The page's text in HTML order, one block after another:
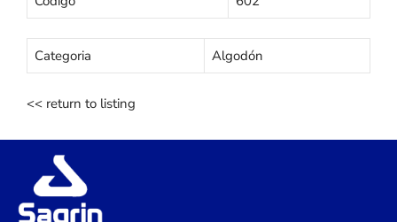
Categoria Algodón
<< return to listing